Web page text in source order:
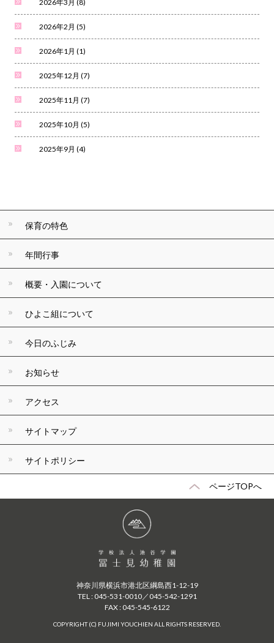
2026年3月 (8)
2026年2月 (5)
2026年1月 (1)
2025年12月 (7)
2025年11月 (7)
2025年10月 (5)
2025年9月 (4)
保育の特色
年間行事
概要・入園について
ひよこ組について
今日のふじみ
お知らせ
アクセス
サイトマップ
サイトポリシー
ページTOPへ
神奈川県横浜市港北区綱島西1-12-19
TEL : 045-531-0010／045-542-1291
FAX : 045-545-6122
COPYRIGHT (C) FUJIMI YOUCHIEN ALL RIGHTS RESERVED.